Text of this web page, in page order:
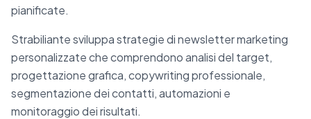
pianificate.
Strabiliante sviluppa strategie di newsletter marketing
personalizzate che comprendono analisi del target,
progettazione grafica, copywriting professionale,
segmentazione dei contatti, automazioni e
monitoraggio dei risultati.